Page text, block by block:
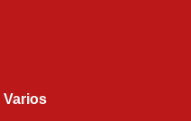
Varios